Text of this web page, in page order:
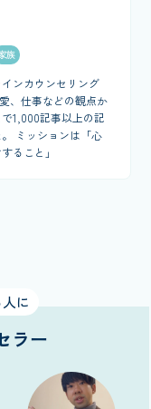
族
ンカウンセリング
、仕事などの観点か
1,000記事以上の記
ミッションは「心
ること」
に
ラー